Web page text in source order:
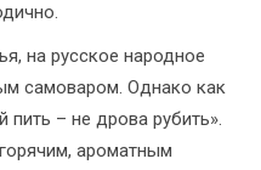
на русское народное
самоваром. Однако как
пить – не дрова рубить».
ароматным